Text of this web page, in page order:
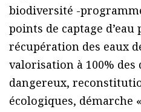
biodiversité -
points de captage
récupération des eaux
valorisation à 100% des
dangereux,
écologiques, démarche